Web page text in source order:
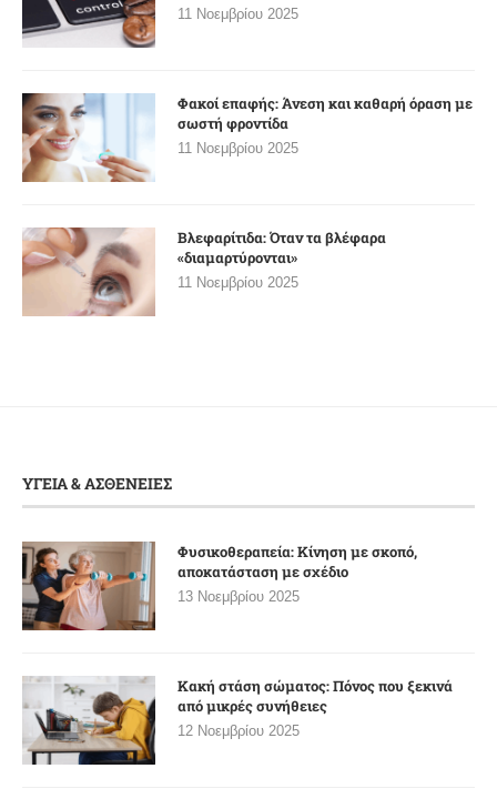
11 Νοεμβρίου 2025
Φακοί επαφής: Άνεση και καθαρή όραση με
σωστή φροντίδα
11 Νοεμβρίου 2025
Βλεφαρίτιδα: Όταν τα βλέφαρα
«διαμαρτύρονται»
11 Νοεμβρίου 2025
ΥΓΕΙΑ & ΑΣΘΕΝΕΙΕΣ
Φυσικοθεραπεία: Κίνηση με σκοπό,
αποκατάσταση με σχέδιο
13 Νοεμβρίου 2025
Κακή στάση σώματος: Πόνος που ξεκινά
από μικρές συνήθειες
12 Νοεμβρίου 2025